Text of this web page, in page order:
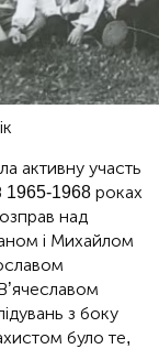
активну участь
1965-1968 роках
над
і Михайлом
з боку
було те,